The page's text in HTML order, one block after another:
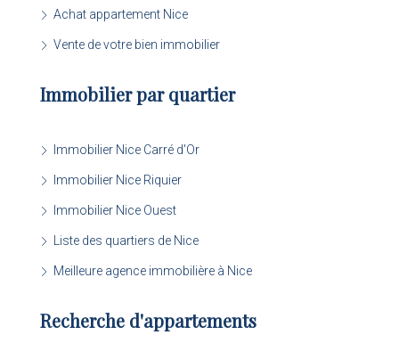
Achat appartement Nice
Vente de votre bien immobilier
Immobilier par quartier
Immobilier Nice Carré d'Or
Immobilier Nice Riquier
Immobilier Nice Ouest
Liste des quartiers de Nice
Meilleure agence immobilière à Nice
Recherche d'appartements